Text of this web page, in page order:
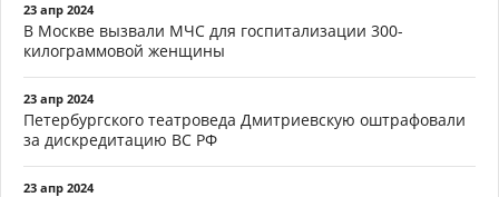
23 апр 2024
В Москве вызвали МЧС для госпитализации 300-
килограммовой женщины
23 апр 2024
Петербургского театроведа Дмитриевскую оштрафовали
за дискредитацию ВС РФ
23 апр 2024